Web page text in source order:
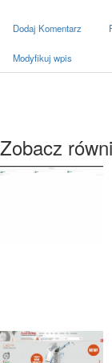
Dodaj Komentarz
Modyfikuj wpis
Zobacz